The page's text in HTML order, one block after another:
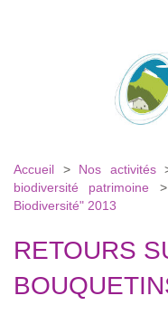
Accueil > Nos activités
biodiversité patrimoine
Biodiversité" 2013
RETOURS